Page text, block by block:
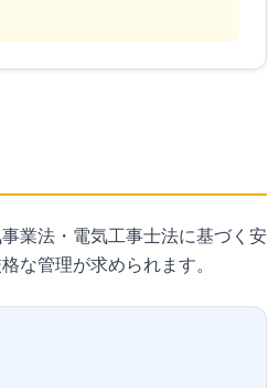
業法・電気工事士法に基づく安
な管理が求められます。